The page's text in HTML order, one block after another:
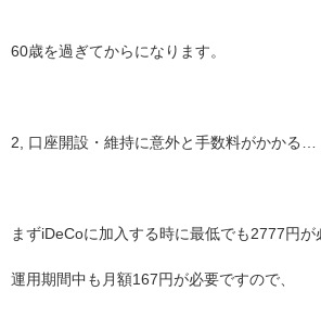
60歳を過ぎてからになります。
2, 口座開設・維持に意外と手数料がかかる…
まずiDeCoに加入する時に最低でも2777円が
運用期間中も月額167円が必要ですので、